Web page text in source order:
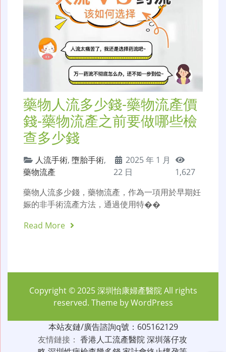
藥物人流多少錢-藥物流產價
錢-藥物流產之前要做哪些檢
查多少錢
人流手術, 墮胎手術,
藥物流產
2025 年 1 月
22 日
1,627
藥物人流多少錢，藥物流產，作為一項用於早期妊
娠的非手術流產方法，通過使用特��
Read More
Copyright © 2025深圳怡康婦產醫院All rights
reserved. Theme byWordPress
本站友鏈/廣告諮詢q號：605162129
友情鏈接： 香港人工流產醫院深圳落仔攻